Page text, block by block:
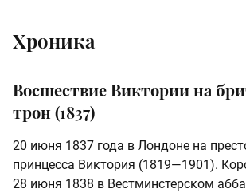
Хроника
Восшествие Виктории на
трон (1837)
20 июня 1837 года в Лондоне на
принцесса Виктория (1819—1901).
28 июня 1838 в Вестминстерском